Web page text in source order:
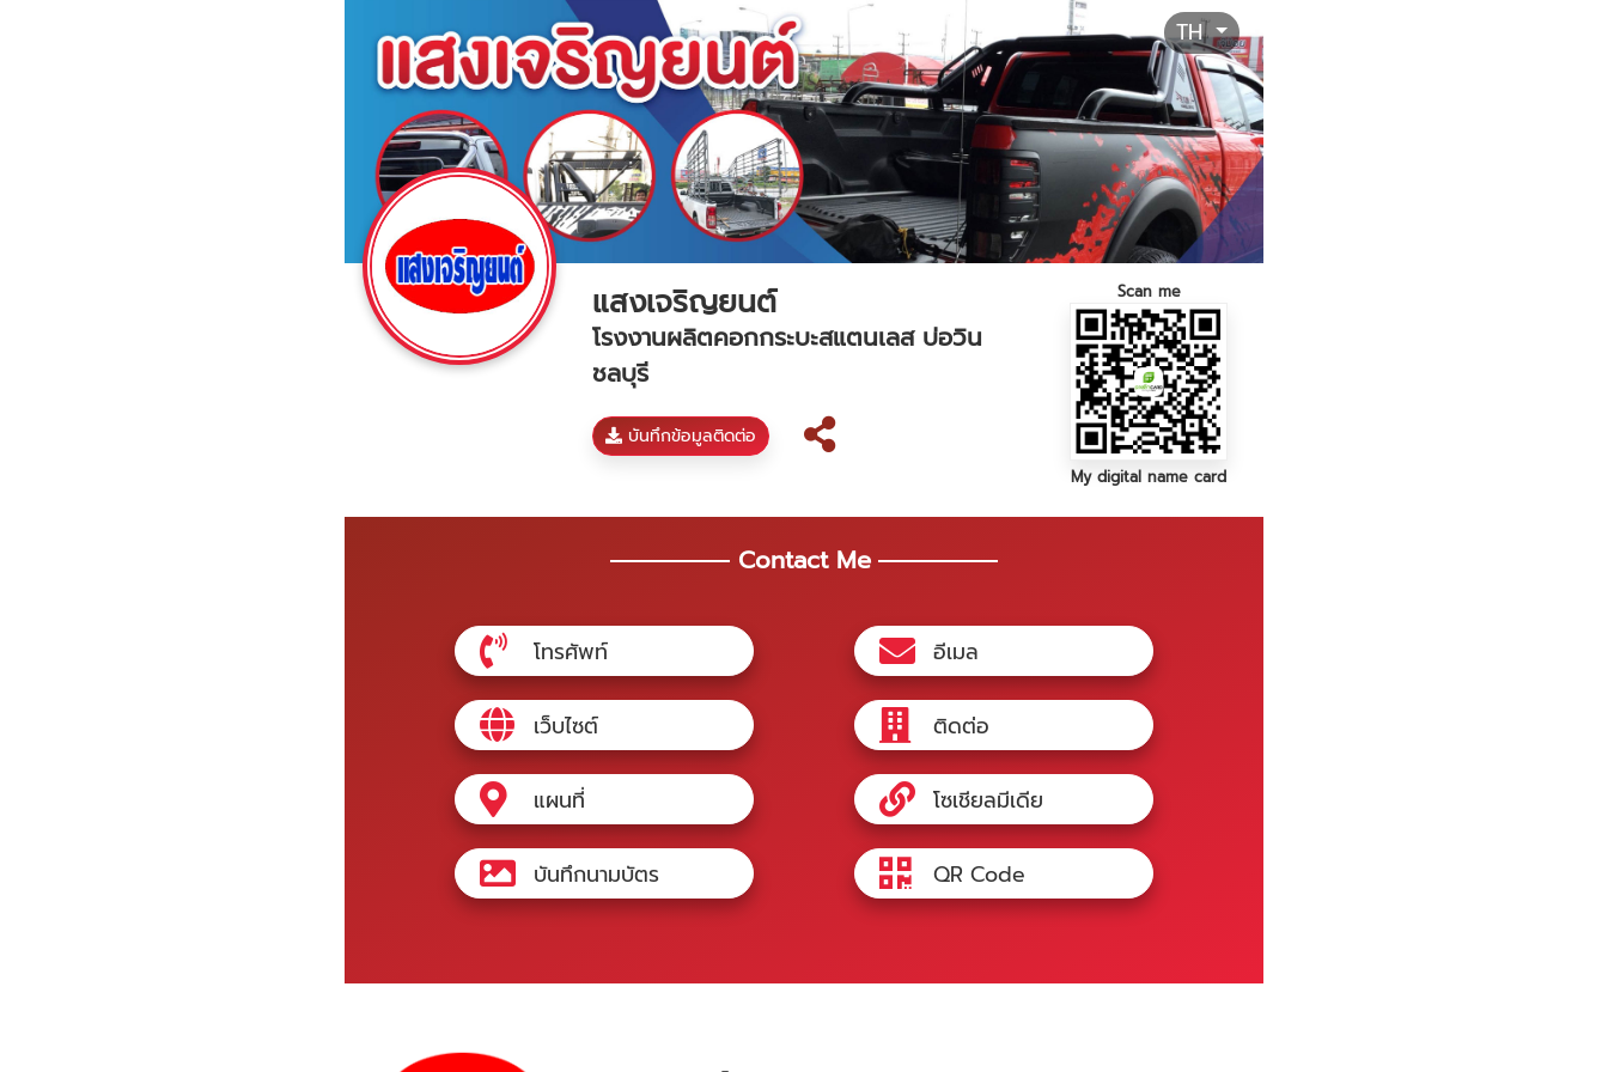
TH
แสงเจริญยนต์
โรงงานผลิตคอกกระบะสแตนเลส บ่อวิน
ชลบุรี
บันทึกข้อมูลติดต่อ
Scan me
My digital name card
Contact Me
โทรศัพท์ อีเมล
เว็บไซต์ ติดต่อ
แผนที่ โซเชียลมีเดีย
บันทึกนามบัตร QR Code